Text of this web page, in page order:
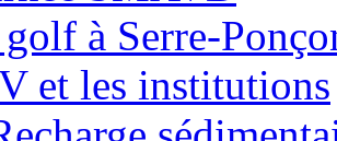
à Serre-
et les institutions